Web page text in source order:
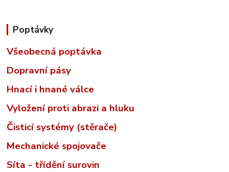
Poptávky
Všeobecná poptávka
Dopravní pásy
Hnací i hnané válce
Vyložení proti abrazi a hluku
Čisticí systémy (stěrače)
Mechanické spojovače
Síta - třídění surovin